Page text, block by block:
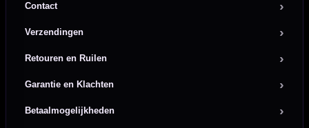
Contact
Verzendingen
Retouren en Ruilen
Garantie en Klachten
Betaalmogelijkheden